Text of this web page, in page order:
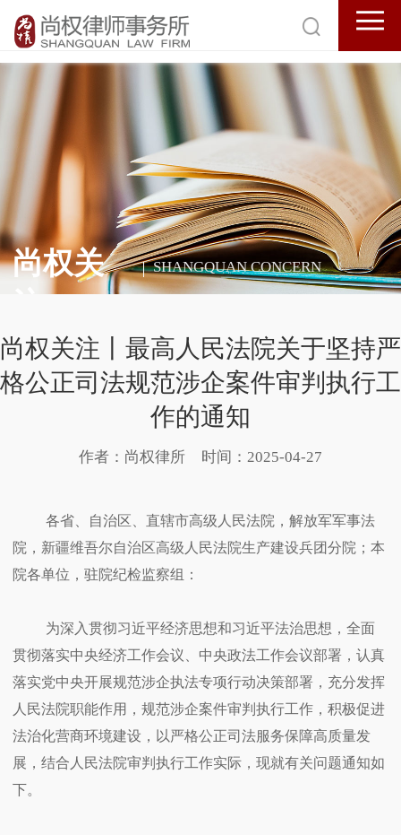
尚权关
SHANGQUAN CONCERN
尚权关注丨最高人民法院关于坚持严
格公正司法规范涉企案件审判执行工
作的通知
作者：尚权律所 时间：2025-04-27
各省、自治区、直辖市高级人民法院，解放军军事法
院，新疆维吾尔自治区高级人民法院生产建设兵团分院；本
院各单位，驻院纪检监察组：
为深入贯彻习近平经济思想和习近平法治思想，全面
贯彻落实中央经济工作会议、中央政法工作会议部署，认真
落实党中央开展规范涉企执法专项行动决策部署，充分发挥
人民法院职能作用，规范涉企案件审判执行工作，积极促进
法治化营商环境建设，以严格公正司法服务保障高质量发
展，结合人民法院审判执行工作实际，现就有关问题通知如
下。